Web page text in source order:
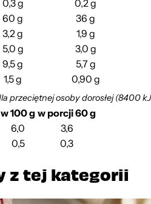
0,3 g 0,2 g
60 g 36 g
3,2 g 1,9 g
5,0 g 3,0 g
9,5 g 5,7 g
1,5 g 0,90 g
przeciętnej osoby dorosłej (8400
w 100 gw porcji 60 g
6,0
3,6
0,5 0,3
z tej kategorii